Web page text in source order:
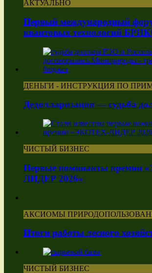
АКТУАЛЬНО
Первый международный
квантовых технологий
ДЕНЬГИ - ИНСТРУКЦИЯ ПО
Дедолларизация — судьба
ЧИСТЫЙ БИЗНЕС
Первые номинанты премии
ЛИДЕР 2026»
АКСИОМЫ
Итоги работы лесного
ЧИСТЫЙ БИЗНЕС